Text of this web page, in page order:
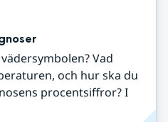
Vad
och hur ska du
procentsiffror? I